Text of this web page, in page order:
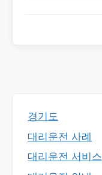
경기도
대리운전 사례
대리운전 서비스